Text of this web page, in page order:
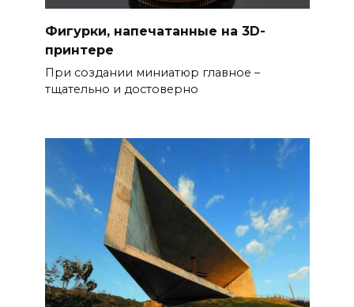
Фигурки, напечатанные на 3D-
принтере
При создании миниатюр главное –
тщательно и достоверно